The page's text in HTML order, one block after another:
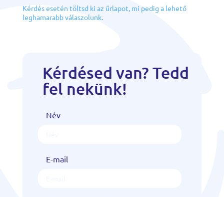
Kérdés esetén töltsd ki az űrlapot, mi pedig a lehető
leghamarabb válaszolunk.
Kérdésed van? Tedd
fel nekünk!
Név
E-mail